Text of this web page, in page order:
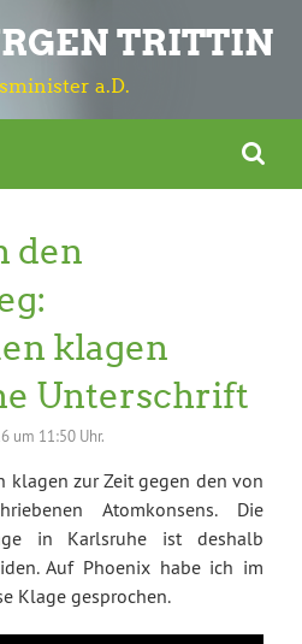
TRITTIN
a.D.
den
klagen
Unterschrift
um 11:50 Uhr.
klagen zur Zeit gegen den von
Atomkonsens. Die
in Karlsruhe ist deshalb
Auf Phoenix habe ich im
Klage gesprochen.